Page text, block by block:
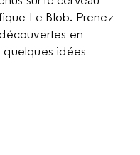
Le Blob. Prenez
en
idées